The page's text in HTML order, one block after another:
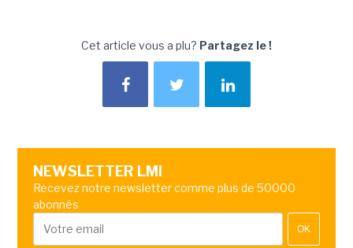
Cet article vous a plu? Partagez le !
NEWSLETTER LMI
Recevez notre newsletter comme plus de 50000
abonnés
OK